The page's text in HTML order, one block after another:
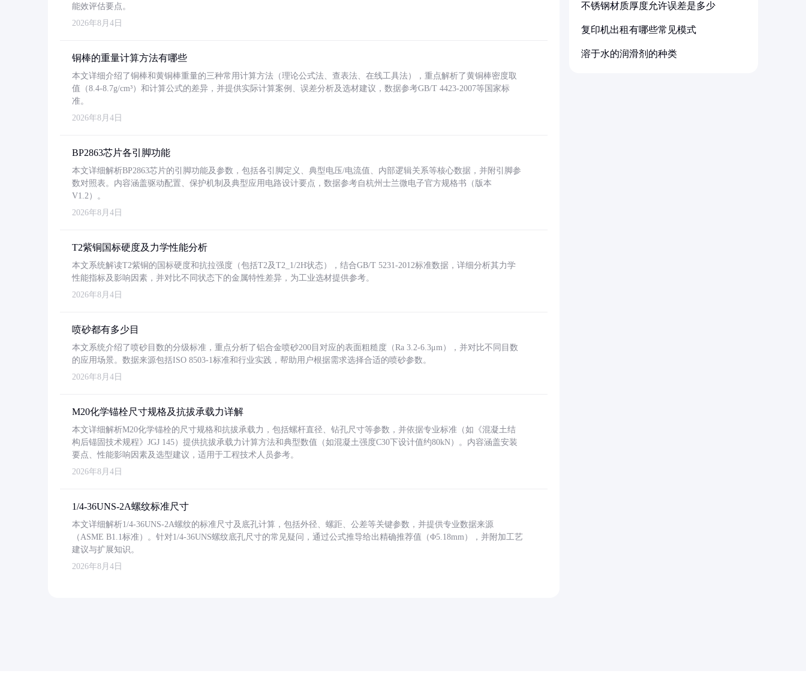
能效评估要点。
2026年8月4日
铜棒的重量计算方法有哪些
本文详细介绍了铜棒和黄铜棒重量的三种常用计算方法（理论公式法、查表法、在线工具法），重点解析了黄铜棒密度取
值（8.4-8.7g/cm³）和计算公式的差异，并提供实际计算案例、误差分析及选材建议，数据参考GB/T 4423-2007等国家标
准。
2026年8月4日
BP2863芯片各引脚功能
本文详细解析BP2863芯片的引脚功能及参数，包括各引脚定义、典型电压/电流值、内部逻辑关系等核心数据，并附引脚参
数对照表。内容涵盖驱动配置、保护机制及典型应用电路设计要点，数据参考自杭州士兰微电子官方规格书（版本
V1.2）。
2026年8月4日
T2紫铜国标硬度及力学性能分析
本文系统解读T2紫铜的国标硬度和抗拉强度（包括T2及T2_1/2H状态），结合GB/T 5231-2012标准数据，详细分析其力学
性能指标及影响因素，并对比不同状态下的金属特性差异，为工业选材提供参考。
2026年8月4日
喷砂都有多少目
本文系统介绍了喷砂目数的分级标准，重点分析了铝合金喷砂200目对应的表面粗糙度（Ra 3.2-6.3μm），并对比不同目数
的应用场景。数据来源包括ISO 8503-1标准和行业实践，帮助用户根据需求选择合适的喷砂参数。
2026年8月4日
M20化学锚栓尺寸规格及抗拔承载力详解
本文详细解析M20化学锚栓的尺寸规格和抗拔承载力，包括螺杆直径、钻孔尺寸等参数，并依据专业标准（如《混凝土结
构后锚固技术规程》JGJ 145）提供抗拔承载力计算方法和典型数值（如混凝土强度C30下设计值约80kN）。内容涵盖安装
要点、性能影响因素及选型建议，适用于工程技术人员参考。
2026年8月4日
1/4-36UNS-2A螺纹标准尺寸
本文详细解析1/4-36UNS-2A螺纹的标准尺寸及底孔计算，包括外径、螺距、公差等关键参数，并提供专业数据来源
（ASME B1.1标准）。针对1/4-36UNS螺纹底孔尺寸的常见疑问，通过公式推导给出精确推荐值（Φ5.18mm），并附加工艺
建议与扩展知识。
2026年8月4日
不锈钢材质厚度允许误差是多少
复印机出租有哪些常见模式
溶于水的润滑剂的种类